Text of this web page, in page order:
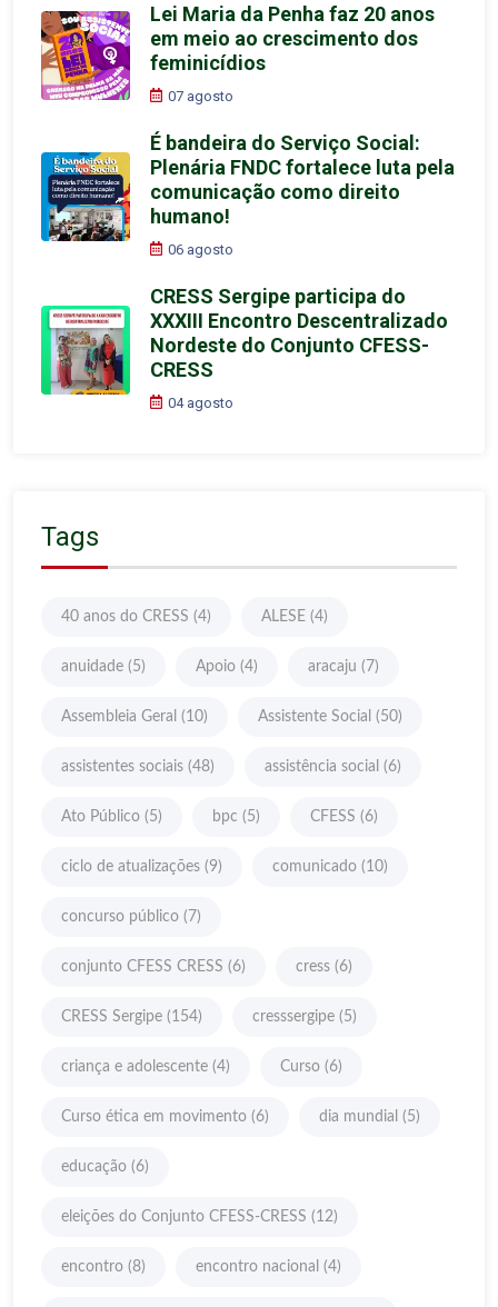
Lei Maria da Penha faz 20 anos
em meio ao crescimento dos
feminicídios
07 agosto
É bandeira do Serviço Social:
Plenária FNDC fortalece luta pela
comunicação como direito
humano!
06 agosto
CRESS Sergipe participa do
XXXIII Encontro Descentralizado
Nordeste do Conjunto CFESS-
CRESS
04 agosto
Tags
40 anos do CRESS (4) ALESE (4)
anuidade (5) Apoio (4) aracaju (7)
Assembleia Geral (10) Assistente Social (50)
assistentes sociais (48) assistência social (6)
Ato Público (5) bpc (5) CFESS (6)
ciclo de atualizações (9) comunicado (10)
concurso público (7)
conjunto CFESS CRESS (6) cress (6)
CRESS Sergipe (154) cresssergipe (5)
criança e adolescente (4) Curso (6)
Curso ética em movimento (6) dia mundial (5)
educação (6)
eleições do Conjunto CFESS-CRESS (12)
encontro (8) encontro nacional (4)